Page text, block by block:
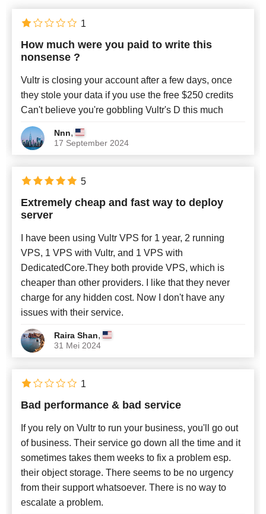
How much were you paid to write this
nonsense ?
Vultr is closing your account after a few days, once
they stole your data if you use the free $250 credits
Can't believe you're gobbling Vultr's D this much
Nnn,
17 September 2024
1
Extremely cheap and fast way to deploy
server
I have been using Vultr VPS for 1 year, 2 running
VPS, 1 VPS with Vultr, and 1 VPS with
DedicatedCore.They both provide VPS, which is
cheaper than other providers. I like that they never
charge for any hidden cost. Now I don't have any
issues with their service.
Raira Shan,
31 Mei 2024
5
Bad performance & bad service
If you rely on Vultr to run your business, you'll go out
of business. Their service go down all the time and it
sometimes takes them weeks to fix a problem esp.
their object storage. There seems to be no urgency
from their support whatsoever. There is no way to
escalate a problem.
1